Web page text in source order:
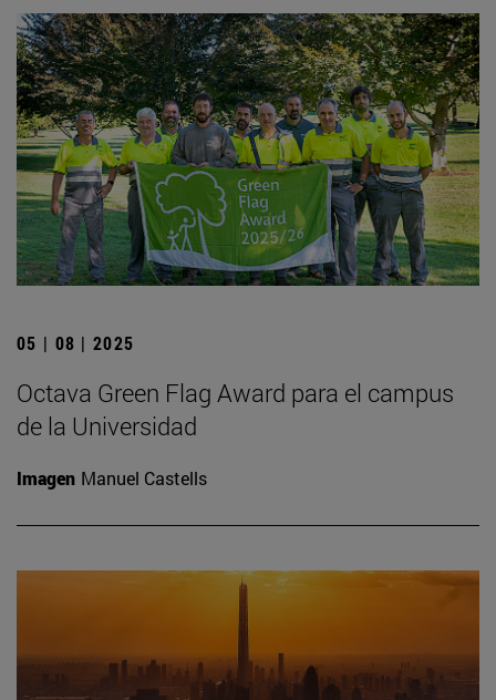
05 | 08 | 2025
Octava Green Flag Award para el campus
de la Universidad
Imagen Manuel Castells